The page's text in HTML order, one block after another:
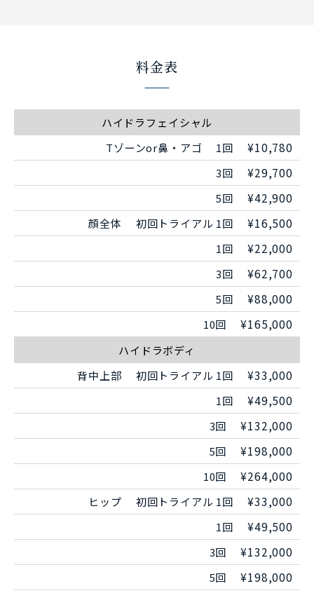
料金表
ハイドラフェイシャル
Tゾーンor鼻・アゴ
1回 ¥10,780
3回 ¥29,700
5回 ¥42,900
顔全体 初回トライアル 1回 ¥16,500
1回 ¥22,000
3回 ¥62,700
5回 ¥88,000
10回 ¥165,000
ハイドラボディ
背中上部
初回トライアル 1回 ¥33,000
1回 ¥49,500
3回 ¥132,000
5回 ¥198,000
10回 ¥264,000
ヒップ 初回トライアル 1回 ¥33,000
1回 ¥49,500
3回 ¥132,000
5回 ¥198,000